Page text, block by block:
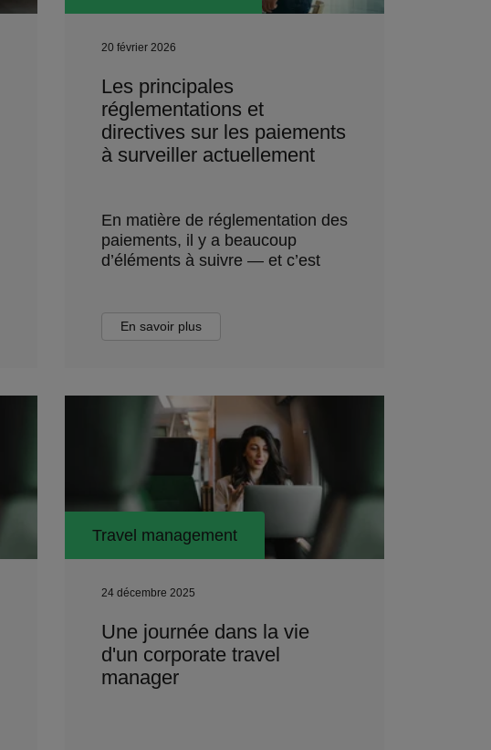
20 février 2026
Les principales
réglementations et
directives sur les paiements
à surveiller actuellement
En matière de réglementation des
paiements, il y a beaucoup
d’éléments à suivre — et c’est
En savoir plus
Travel management
24 décembre 2025
Une journée dans la vie
d'un corporate travel
manager